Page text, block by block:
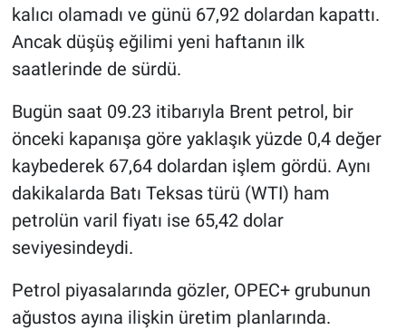
kalıcı olamadı ve günü 67,92 dolardan kapattı.
Ancak düşüş eğilimi yeni haftanın ilk
saatlerinde de sürdü.
Bugün saat 09.23 itibarıyla Brent petrol, bir
önceki kapanışa göre yaklaşık yüzde 0,4 değer
kaybederek 67,64 dolardan işlem gördü. Aynı
dakikalarda Batı Teksas türü (WTI) ham
petrolün varil fiyatı ise 65,42 dolar
seviyesindeydi.
Petrol piyasalarında gözler, OPEC+ grubunun
ağustos ayına ilişkin üretim planlarında.